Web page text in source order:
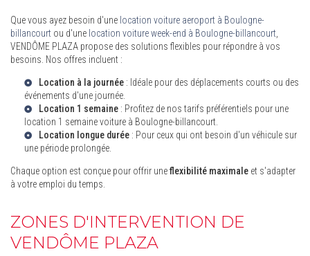
Que vous ayez besoin d'une location voiture aeroport à Boulogne-
billancourt ou d'une location voiture week-end à Boulogne-billancourt
VENDÔME PLAZA propose des solutions flexibles pour répondre à vos
besoins. Nos offres incluent :
Location à la journée : Idéale pour des déplacements courts ou des
événements d'une journée.
Location 1 semaine : Profitez de nos tarifs préférentiels pour une
location 1 semaine voiture à Boulogne-billancourt
Location longue durée : Pour ceux qui ont besoin d'un véhicule sur
une période prolongée.
Chaque option est conçue pour offrir uneflexibilité maximale et s'adapter
à votre emploi du temps.
ZONES D'INTERVENTION DE
VENDÔME PLAZA